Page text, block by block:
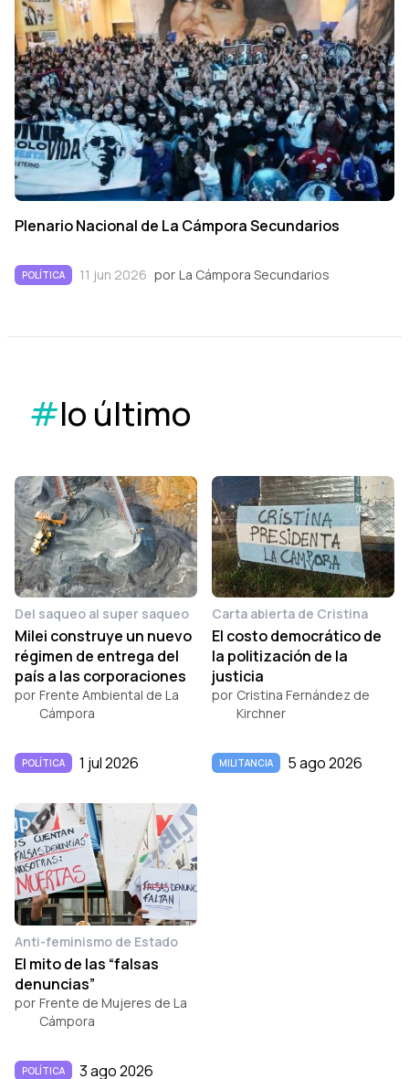
Plenario Nacional de La Cámpora Secundarios
POLÍTICA 11 jun 2026 por La Cámpora Secundarios
#lo último
Del saqueo al super saqueo
Milei construye un nuevo
régimen de entrega del
país a las corporaciones
por Frente Ambiental de La
Cámpora
POLÍTICA 1 jul 2026
Carta abierta de Cristina
El costo democrático de
la politización de la
justicia
por Cristina Fernández de
Kirchner
MILITANCIA 5 ago 2026
Anti-feminismo de Estado
El mito de las “falsas
denuncias”
por Frente de Mujeres de La
Cámpora
POLÍTICA 3 ago 2026